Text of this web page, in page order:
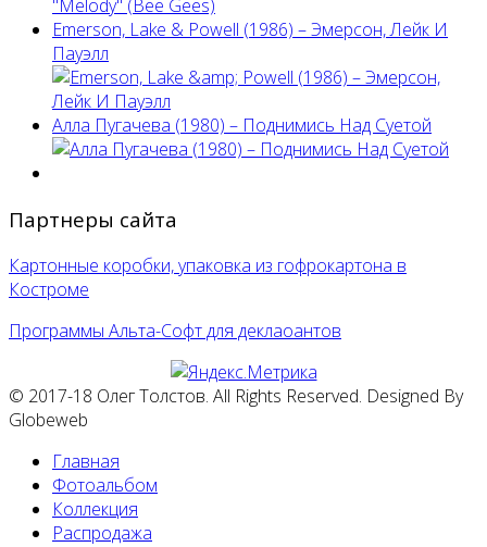
Emerson, Lake & Powell (1986) ‎– Эмерсон, Лейк И
Пауэлл
Алла Пугачева (1980) – Поднимись Над Суетой
Партнеры сайта
Картонные коробки, упаковка из гофрокартона в
Костроме
Программы Альта-Софт для деклаоантов
© 2017-18 Олег Толстов. All Rights Reserved. Designed By
Globeweb
Главная
Фотоальбом
Коллекция
Распродажа